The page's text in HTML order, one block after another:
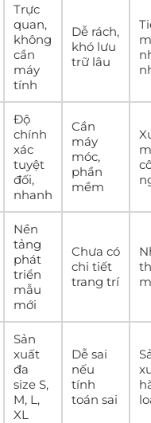
Trực
quan,
không
cần
máy
tính
Dễ rách,
khó lưu
trữ lâu
Độ
chính
xác
tuyệt
đối,
nhanh
Cần
máy
móc,
phần
mềm
Nền
tảng
phát
triển
mẫu
mới
Chưa có
chi tiết
trang trí
Sản
xuất
đa
size S,
M, L,
XL
Dễ sai
nếu
tính
toán sai